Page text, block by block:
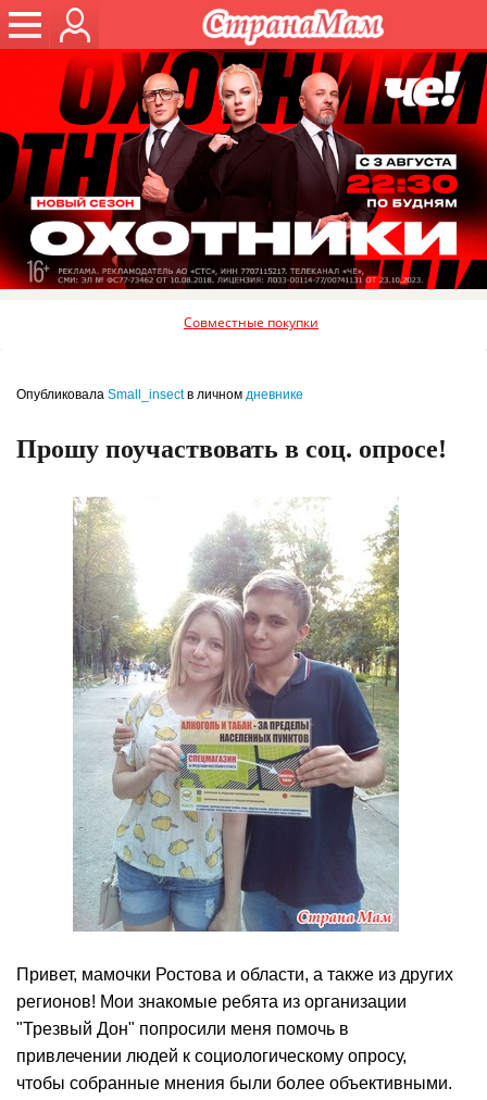
Совместные покупки
Опубликовала Small_insectв личном дневнике
Прошу поучаствовать в соц. опросе!
Привет, мамочки Ростова и области, а также из других
регионов! Мои знакомые ребята из организации
"Трезвый Дон" попросили меня помочь в
привлечении людей к социологическому опросу,
чтобы собранные мнения были более объективными.